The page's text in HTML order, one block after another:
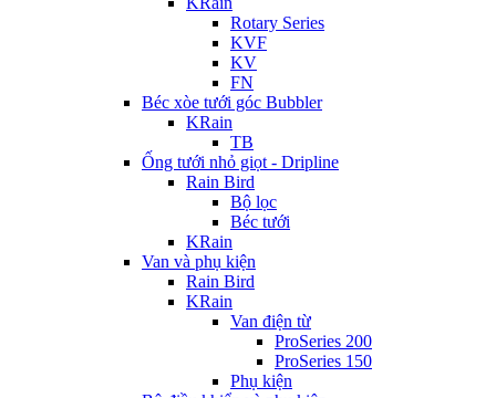
Rotary Series
KVF
KV
FN
Béc xòe tưới góc Bubbler
KRain
TB
Ống tưới nhỏ giọt - Dripline
Rain Bird
Bộ lọc
Béc tưới
KRain
Van và phụ kiện
Rain Bird
KRain
Van điện từ
ProSeries 200
ProSeries 150
Phụ kiện